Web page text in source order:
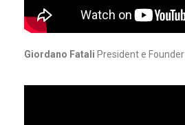
Giordano Fatali President e Founder